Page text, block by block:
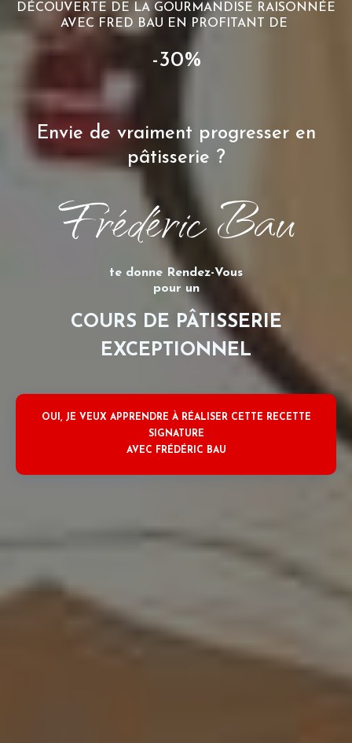
DÉCOUVERTE DE LA GOURMANDISE RAISONNÉE
AVEC FRED BAU EN PROFITANT DE
-30%
Envie de vraiment progresser en
pâtisserie ?
Frédéric Bau
te donne Rendez-Vous
pour un
COURS DE PÂTISSERIE
EXCEPTIONNEL
OUI, JE VEUX APPRENDRE À RÉALISER CETTE RECETTE
SIGNATURE
AVEC FRÉDÉRIC BAU